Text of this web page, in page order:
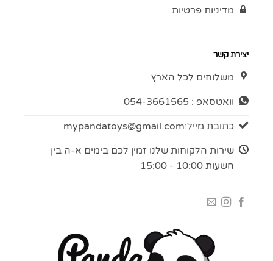
מדיניות פרטיות
יצירת קשר
משלוחים לכל הארץ
וואטסאפ : 054-3661565
כתובת מייל:mypandatoys@gmail.com
שירות הלקוחות שלנו זמין לכם בימים א-ה בין
השעות 10:00 - 15:00